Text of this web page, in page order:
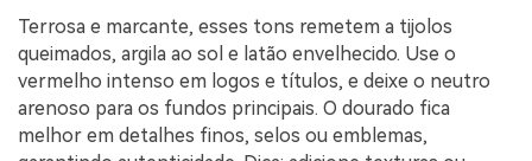
Terrosa e marcante, esses tons remetem a tijolos
queimados, argila ao sol e latão envelhecido. Use o
vermelho intenso em logos e títulos, e deixe o neutro
arenoso para os fundos principais. O dourado fica
melhor em detalhes finos, selos ou emblemas,